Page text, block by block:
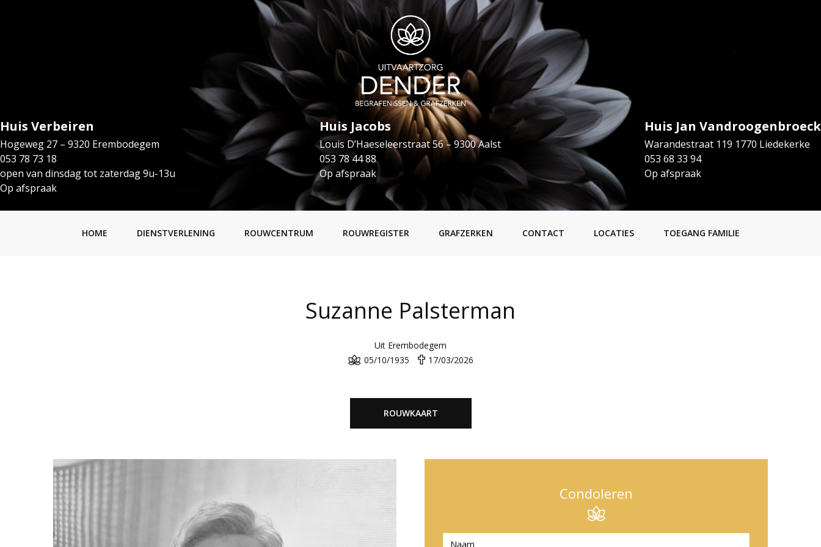
Huis Verbeiren
Hogeweg 27 – 9320 Erembodegem
053 78 73 18
open van dinsdag tot zaterdag 9u-13u
Op afspraak
Huis Jacobs
Louis D’Haeseleerstraat 56 – 9300 Aalst
053 78 44 88
Op afspraak
Huis Jan Vandroogenbroeck
Warandestraat 119 1770 Liedekerke
053 68 33 94
Op afspraak
HOME DIENSTVERLENING ROUWCENTRUM ROUWREGISTER GRAFZERKEN CONTACT LOCATIES TOEGANG FAMILIE
Suzanne Palsterman
Uit Erembodegem
05/10/1935
17/03/2026
ROUWKAART
Condoleren